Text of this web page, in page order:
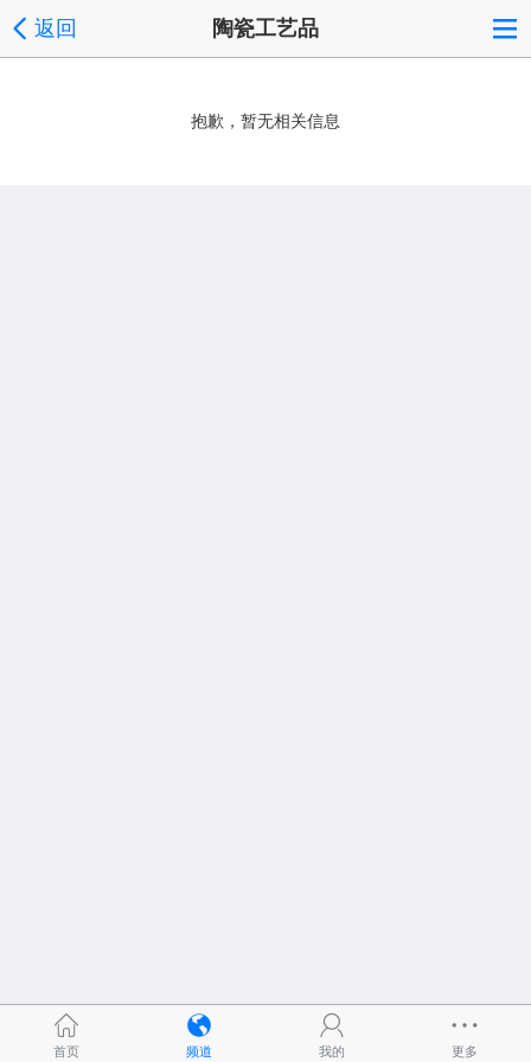
返回 陶瓷工艺品
抱歉，暂无相关信息
首页 频道 我的 更多